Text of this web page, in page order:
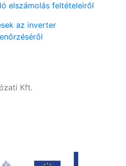
elszámolás feltételeiről
az inverter
Kft.